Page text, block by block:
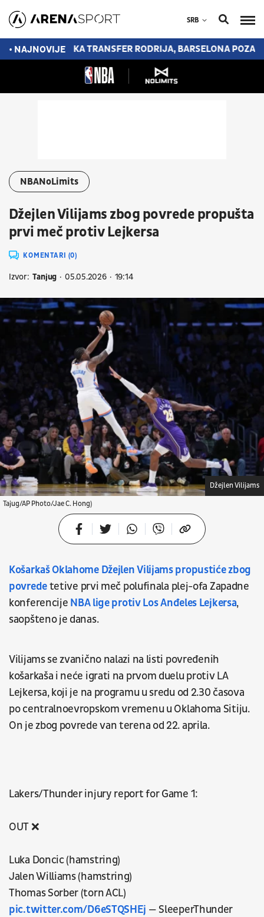
SRB
• NAJNOVIJE
DOK ČEKA TRANSFER RODRIJA, BARSELONA
NBANoLimits
Džejlen Vilijams zbog povrede propušta
prvi meč protiv Lejkersa
KOMENTARI (0)
Izvor: Tanjug 05.05.2026 19:14
Tajug/AP Photo/Jae C. Hong)
Džejlen Vilijams
Košarkaš Oklahome Džejlen Vilijams propustiće zbog
povredetetive prvi meč polufinala plej-ofa Zapadne
konferencije NBA lige protiv Los Anđeles Lejkersa,
saopšteno je danas.
Vilijams se zvanično nalazi na listi povređenih
košarkaša i neće igrati na prvom duelu protiv LA
Lejkersa, koji je na programu u sredu od 2.30 časova
po centralnoevropskom vremenu u Oklahoma Sitiju.
On je zbog povrede van terena od 22. aprila.
Lakers/Thunder injury report for Game 1:
OUT ❌
Luka Doncic (hamstring)
Jalen Williams (hamstring)
Thomas Sorber (torn ACL)
pic.twitter.com/D6eSTQSHEj — SleeperThunder